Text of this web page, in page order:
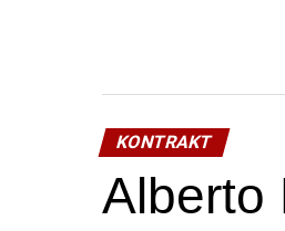
KONTRAKT
Alberto